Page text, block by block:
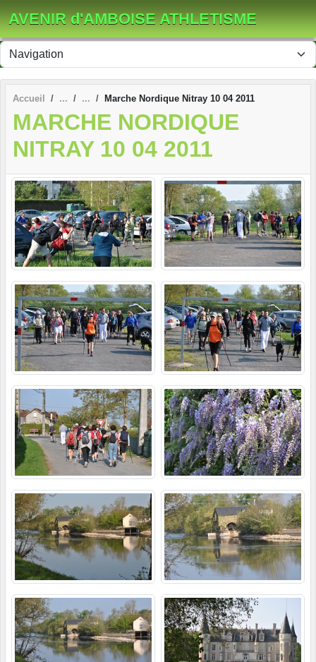
AVENIR d'AMBOISE ATHLETISME
Accueil Marche Nordique Nitray 10 04 2011
MARCHE NORDIQUE
NITRAY 10 04 2011